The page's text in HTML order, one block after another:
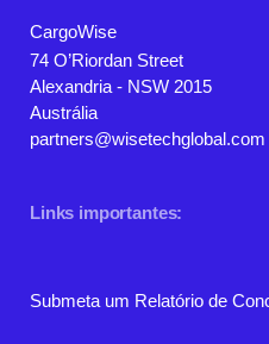
CargoWise
74 O’Riordan Street
Alexandria - NSW 2015
Austrália
partners@wisetechglobal.com
Links importantes:
Submeta um Relatório de